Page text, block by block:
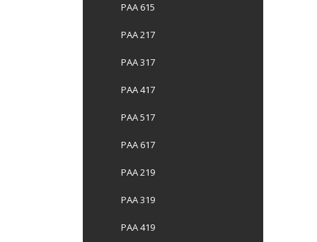
PAA 615
PAA 217
PAA 317
PAA 417
PAA 517
PAA 617
PAA 219
PAA 319
PAA 419